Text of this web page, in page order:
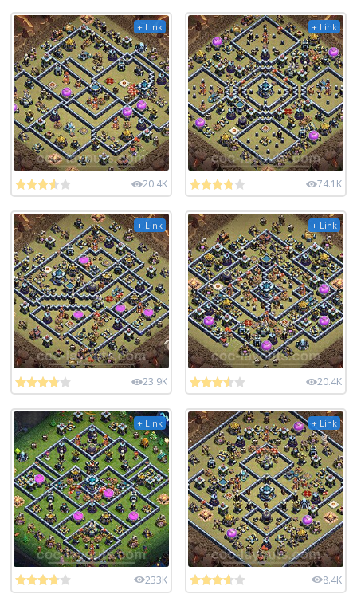
+ Link
20.4K
+ Link
74.1K
+ Link
23.9K
+ Link
20.4K
+ Link
233K
+ Link
8.4K